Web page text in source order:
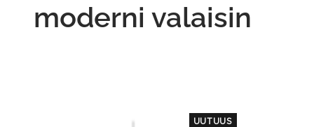
moderni valaisin
UUTUUS